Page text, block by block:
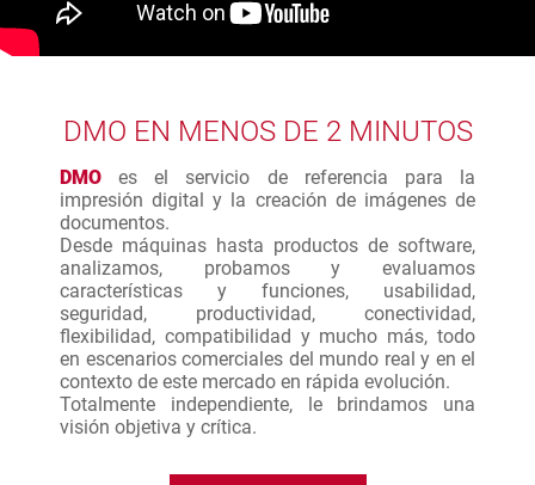
DMO EN MENOS DE 2 MINUTOS
DMO es el servicio de referencia para la
impresión digital y la creación de imágenes de
documentos.
Desde máquinas hasta productos de software,
analizamos, probamos y evaluamos
características y funciones, usabilidad,
seguridad, productividad, conectividad,
flexibilidad, compatibilidad y mucho más, todo
en escenarios comerciales del mundo real y en el
contexto de este mercado en rápida evolución.
Totalmente independiente, le brindamos una
visión objetiva y crítica.